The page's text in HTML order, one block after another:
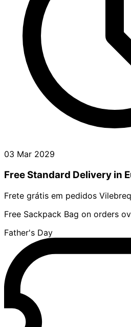
03 Mar 2029
Free Standard Delivery in
Frete grátis em pedidos
Free Sackpack Bag on orders
Father's Day